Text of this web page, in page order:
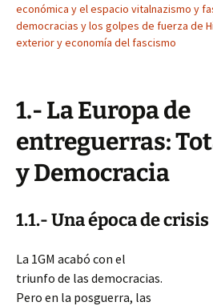
económica y el espacio vitalnazismo y
democracias y los golpes de fuerza de
exterior y economía del fascismo
1.- La Europa de
entreguerras:
y Democracia
1.1.- Una época de crisis
La 1GM acabó con el
triunfo de las democracias.
Pero en la posguerra, las